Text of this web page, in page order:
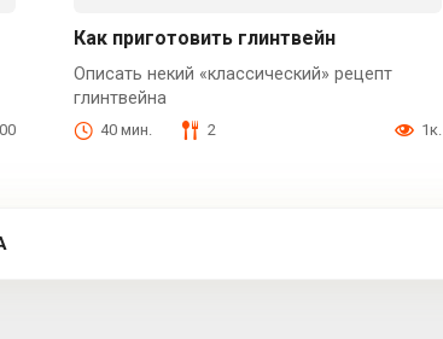
Как приготовить глинтвейн
Описать некий «классический» рецепт
глинтвейна
40 мин. 2 1к.